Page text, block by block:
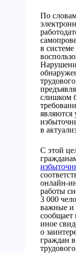
По
в
слишком
являются
в
С этой
онлайн-
работы
3 000
важные и
сообщает
иное
о
граждан